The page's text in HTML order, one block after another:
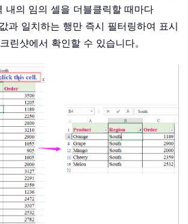
내의 임의 셀을 더블클릭할 때마다
과 일치하는 행만 즉시 필터링하여 표시
린샷에서 확인할 수 있습니다。